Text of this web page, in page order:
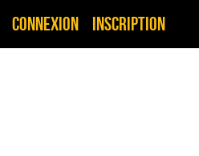
Connexion Inscription